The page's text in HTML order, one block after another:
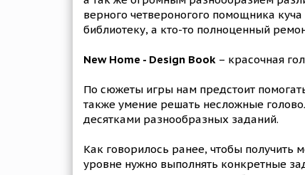
верного четвероногого помощника
библиотеку, а кто-то полноценный
New Home - Design Book– красочная
По сюжеты игры нам предстоит
также умение решать несложные
десятками разнообразных заданий.
Как говорилось ранее, чтобы получить
уровне нужно выполнять конкретные